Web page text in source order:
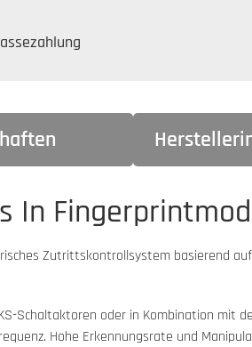
In
Zutrittskontrollsystem basierend
Schaltaktoren oder in Kombination mit
Hohe Erkennungsrate und